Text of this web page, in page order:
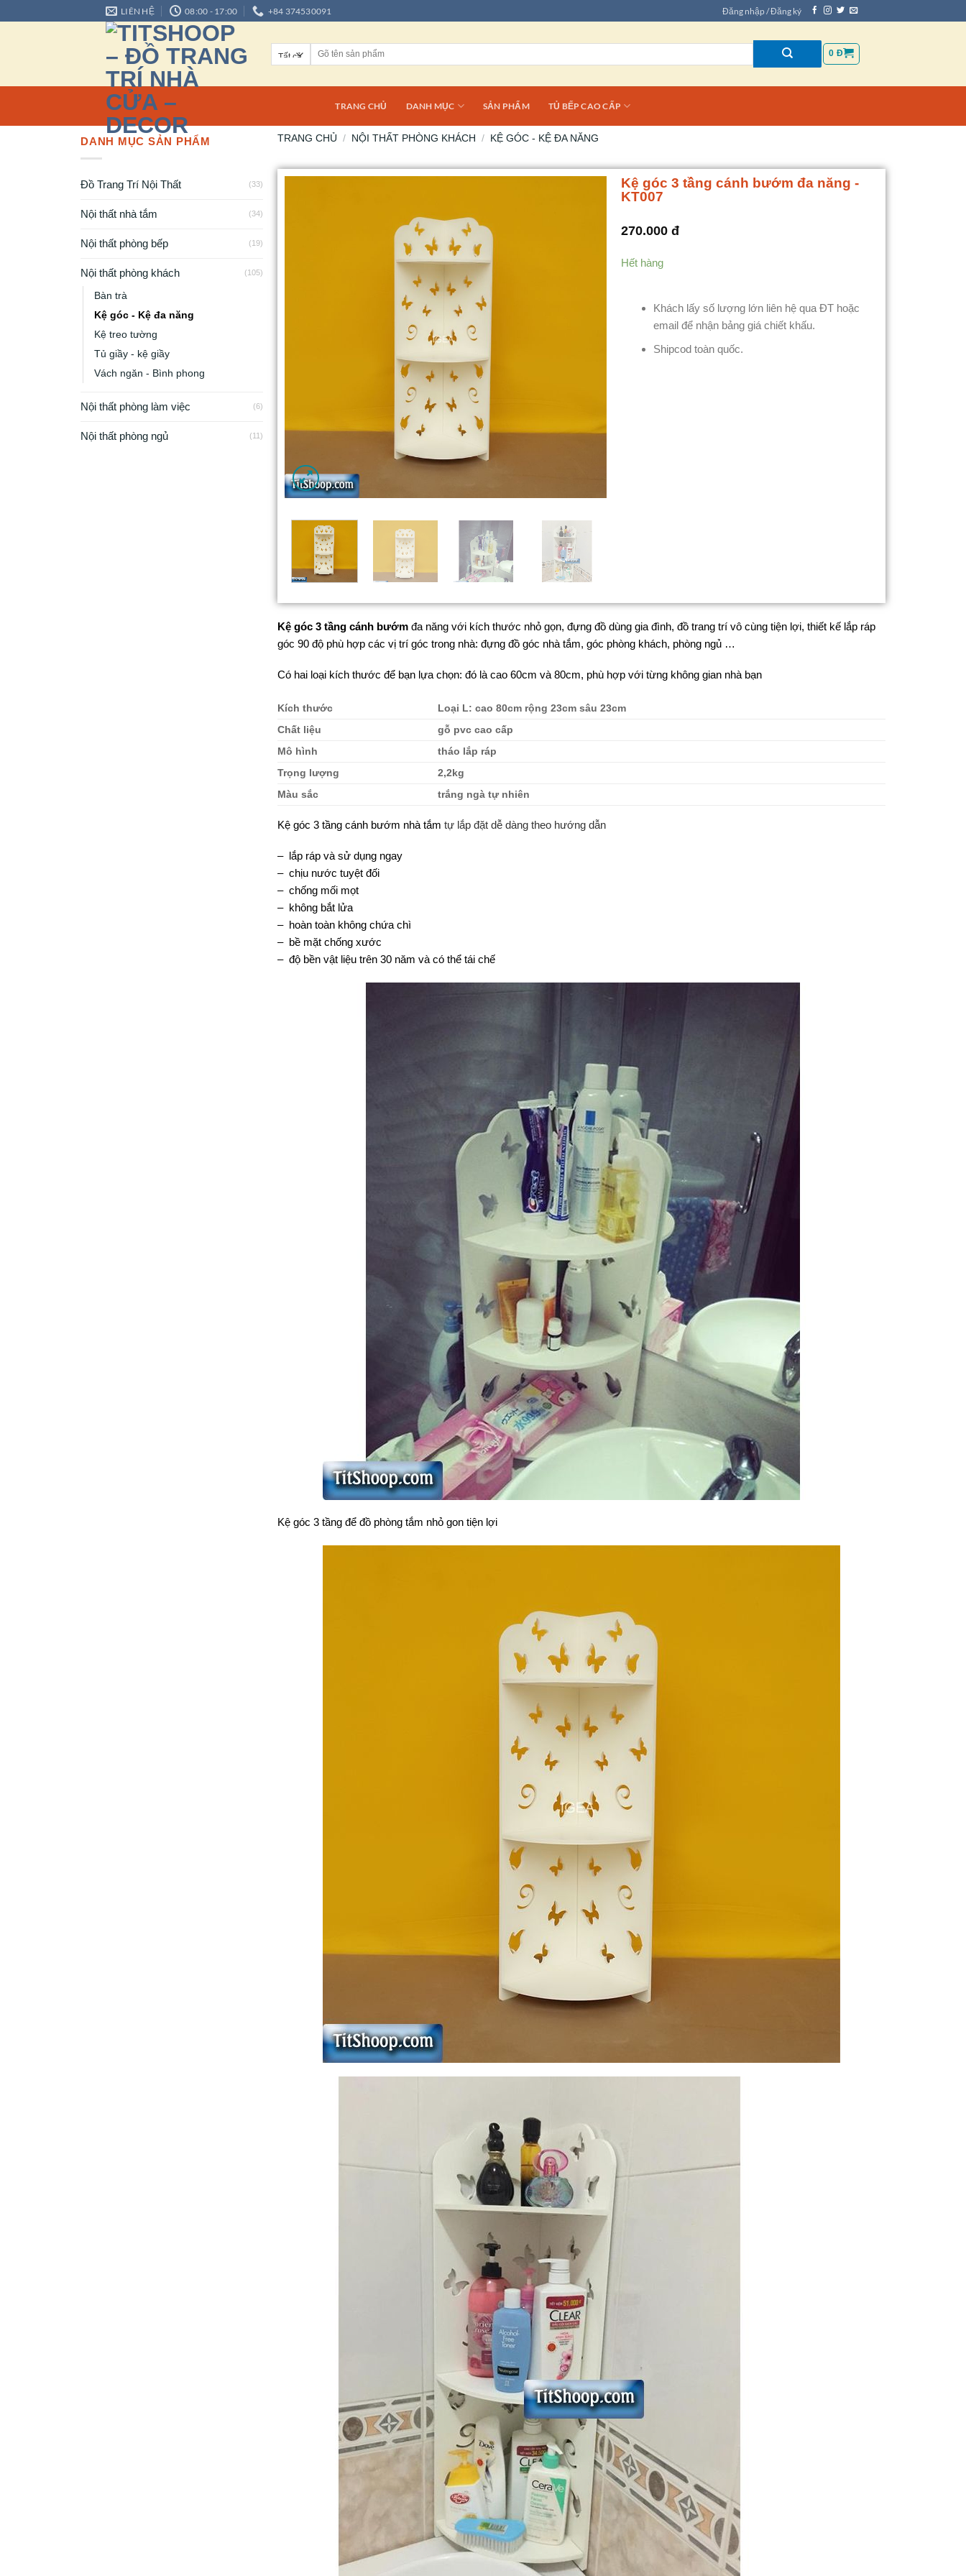
LIÊN HỆ 08:00 - 17:00 +84 374530091 Đăng nhập / Đăng ký
0 Đ
TRANG CHỦ DANH MỤC SẢN PHẨM TỦ BẾP CAO CẤP
DANH MỤC SẢN PHẨM
Đồ Trang Trí Nội Thất (33)
Nội thất nhà tắm (34)
Nội thất phòng bếp (19)
Nội thất phòng khách (105)
Bàn trà
Kệ góc - Kệ đa năng
Kệ treo tường
Tủ giầy - kệ giầy
Vách ngăn - Bình phong
Nội thất phòng làm việc (6)
Nội thất phòng ngủ (11)
TRANG CHỦ / NỘI THẤT PHÒNG KHÁCH / KỆ GÓC - KỆ ĐA NĂNG
Kệ góc 3 tầng cánh bướm đa năng -
KT007
270.000đ
Hết hàng
Khách lấy số lượng lớn liên hệ qua ĐT hoặc
email để nhận bảng giá chiết khấu.
Shipcod toàn quốc.
Kệ góc 3 tầng cánh bướm đa năng với kích thước nhỏ gọn, đựng đồ dùng gia đình, đồ trang trí vô cùng tiện lợi, thiết kế lắp ráp
góc 90 độ phù hợp các vị trí góc trong nhà: đựng đồ góc nhà tắm, góc phòng khách, phòng ngủ …
Có hai loại kích thước để bạn lựa chọn: đó là cao 60cm và 80cm, phù hợp với từng không gian nhà bạn
Kích thước
Loại L: cao 80cm rộng 23cm sâu 23cm
Chất liệu
gỗ pvc cao cấp
Mô hình
tháo lắp ráp
Trọng lượng
2,2kg
Màu sắc
trắng ngà tự nhiên
Kệ góc 3 tầng cánh bướm nhà tắm tự lắp đặt dễ dàng theo hướng dẫn
– lắp ráp và sử dụng ngay
– chịu nước tuyệt đối
– chống mối mọt
– không bắt lửa
– hoàn toàn không chứa chì
– bề mặt chống xước
– độ bền vật liệu trên 30 năm và có thể tái chế
Kệ góc 3 tầng để đồ phòng tắm nhỏ gon tiện lợi